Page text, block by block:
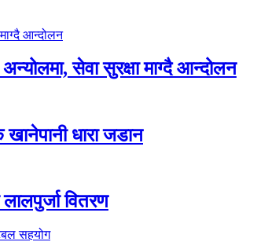
सेवा सुरक्षा माग्दै आन्दोलन
धारा जडान
वितरण